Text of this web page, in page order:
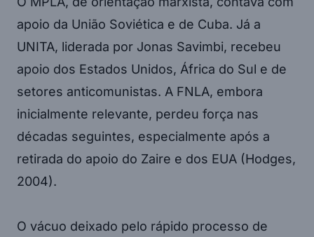
apoio da União Soviética e de Cuba. Já a
UNITA, liderada por Jonas Savimbi, recebeu
apoio dos Estados Unidos, África do Sul e de
setores anticomunistas. A FNLA, embora
inicialmente relevante, perdeu força nas
décadas seguintes, especialmente após a
retirada do apoio do Zaire e dos EUA (Hodges,
2004).
O vácuo deixado pelo rápido processo de